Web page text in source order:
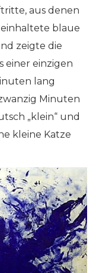
aus denen
blaue
zeigte die
einer einzigen
lang
Minuten
„klein“ und
kleine Katze